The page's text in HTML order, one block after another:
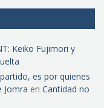
Keiko Fujimori y
es por quienes
Jomra en Cantidad no